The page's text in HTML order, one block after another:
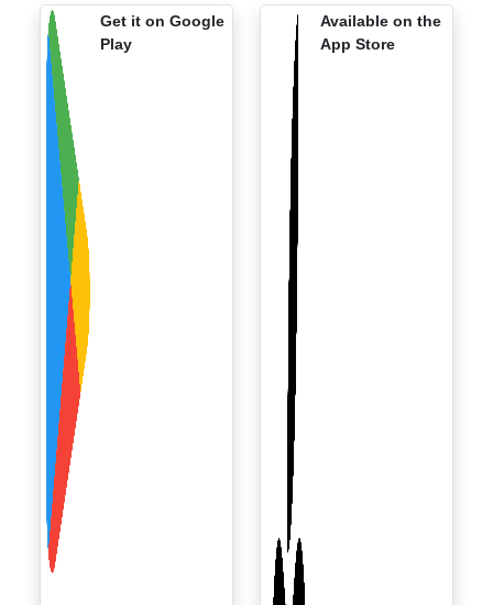
Get it on Google
Play
Available on the
App Store